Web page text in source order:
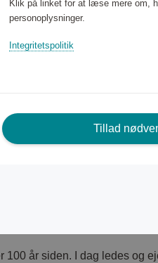
Karaflen er lavet af
Det er derfor muligt at
100 år siden. I dag ledes og
Klik på linket for at læse mere om,
personoplysninger.
Integritetspolitik
Tillad